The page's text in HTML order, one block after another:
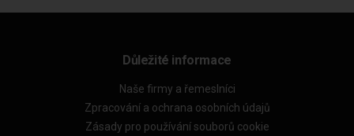
Důležité informace
Naše firmy a řemeslníci
Zpracování a ochrana osobních údajů
Zásady pro používání souborů cookie